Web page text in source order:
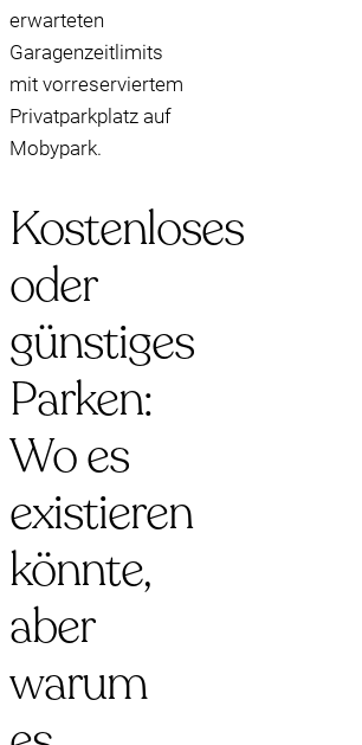
erwarteten
Garagenzeitlimits
mit vorreserviertem
Privatparkplatz auf
Mobypark.
Kostenloses
oder
günstiges
Parken:
Wo es
existieren
könnte,
aber
warum